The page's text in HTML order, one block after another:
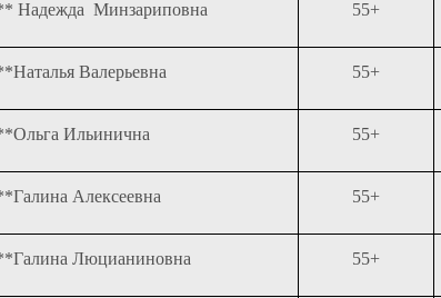
Надежда Минзариповна 55+
Валерьевна 55+
Ильинична 55+
Алексеевна 55+
Люцианиновна 55+